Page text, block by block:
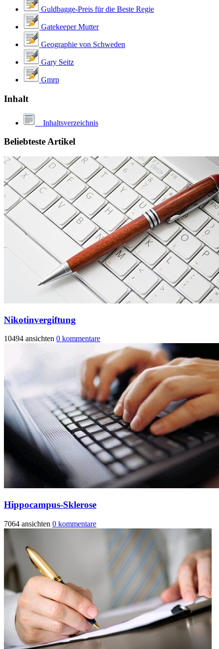
Guldbagge-Preis für die Beste Regie
Gatekeeper Mutter
Geographie von Schweden
Gary Seitz
Gmrp
Inhalt
Inhaltsverzeichnis
Beliebteste Artikel
Nikotinvergiftung
10494 ansichten 0 kommentare
Hippocampus-Sklerose
7064 ansichten 0 kommentare